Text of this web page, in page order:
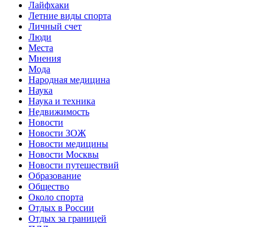
Лайфхаки
Летние виды спорта
Личный счет
Люди
Места
Мнения
Мода
Народная медицина
Наука
Наука и техника
Недвижимость
Новости
Новости ЗОЖ
Новости медицины
Новости Москвы
Новости путешествий
Образование
Общество
Около спорта
Отдых в России
Отдых за границей